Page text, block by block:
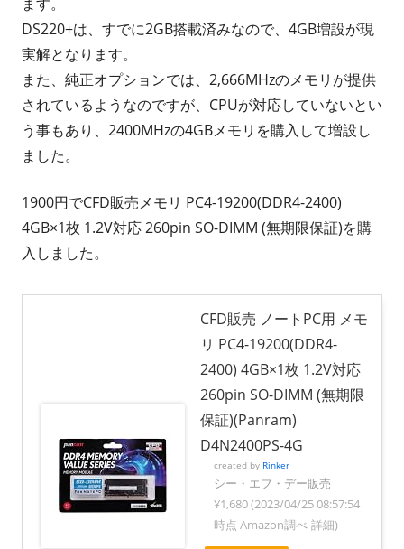
DS220+は、すでに2GB搭載済みなので、4GB増設が現
実解となります。
また、純正オプションでは、2,666MHzのメモリが提供
されているようなのですが、CPUが対応していないとい
う事もあり、2400MHzの4GBメモリを購入して増設し
ました。
1900円でCFD販売メモリ PC4-19200(DDR4-2400)
4GB×1枚 1.2V対応 260pin SO-DIMM (無期限保証)を購
入しました。
CFD販売 ノートPC用 メモ
リ PC4-19200(DDR4-
2400) 4GB×1枚 1.2V対応
260pin SO-DIMM (無期限
保証)(Panram)
D4N2400PS-4G
created by Rinker
シー・エフ・デー販売
¥1,680(2023/04/25 08:57:54
時点 Amazon調べ-詳細)